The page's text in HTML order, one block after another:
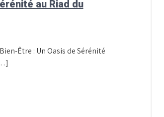
au Riad du
Être : Un Oasis de Sérénité